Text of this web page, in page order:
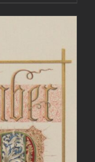
DETTAGLI